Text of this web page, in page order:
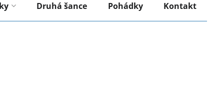
Druhá šance Pohádky Kontakt